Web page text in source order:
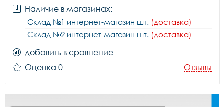
Наличие в магазинах:
Склад №1 интернет-магазин шт. (доставка)
Склад №2 интернет-магазин шт. (доставка)
добавить в сравнение
Оценка 0
Отзывы